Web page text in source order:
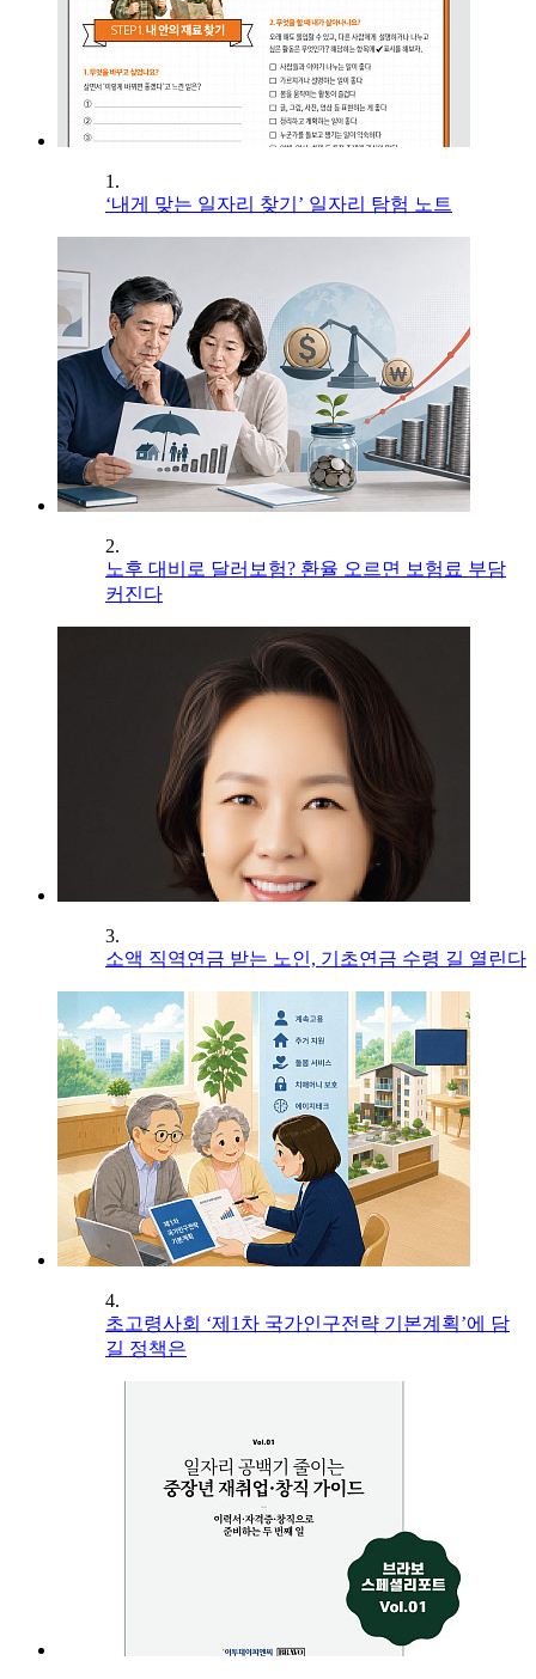
1.
‘내게 맞는 일자리 찾기’ 일자리 탐험 노트
2.
노후 대비로 달러보험? 환율 오르면 보험료 부담
커진다
3.
소액 직역연금 받는 노인, 기초연금 수령 길 열린다
4.
초고령사회 ‘제1차 국가인구전략 기본계획’에 담
길 정책은